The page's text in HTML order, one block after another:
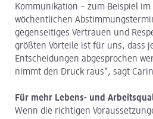
Kommunikation – zum Beispiel im
wöchentlichen
gegenseitiges Vertrauen und
größten Vorteile ist für uns, dass
Entscheidungen abgesprochen
nimmt den Druck raus“, sagt
Für mehr Lebens- und
Wenn die richtigen